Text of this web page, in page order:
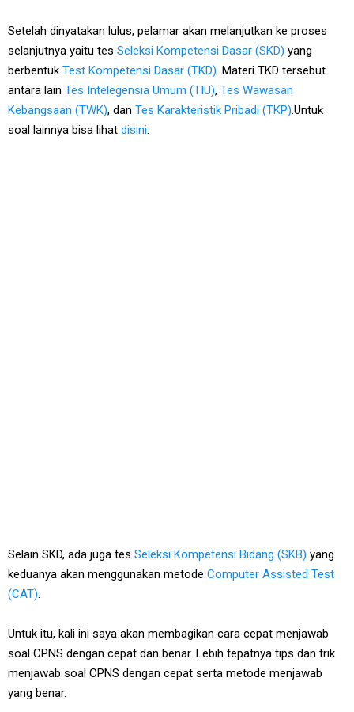
Setelah dinyatakan lulus, pelamar akan melanjutkan ke proses
selanjutnya yaitu tes Seleksi Kompetensi Dasar (SKD) yang
berbentuk Test Kompetensi Dasar (TKD). Materi TKD tersebut
antara lain Tes Intelegensia Umum (TIU), Tes Wawasan
Kebangsaan (TWK), dan Tes Karakteristik Pribadi (TKP).Untuk
soal lainnya bisa lihat disini.
Selain SKD, ada juga tes Seleksi Kompetensi Bidang (SKB) yang
keduanya akan menggunakan metode Computer Assisted Test
(CAT).
Untuk itu, kali ini saya akan membagikan cara cepat menjawab
soal CPNS dengan cepat dan benar. Lebih tepatnya tips dan trik
menjawab soal CPNS dengan cepat serta metode menjawab
yang benar.